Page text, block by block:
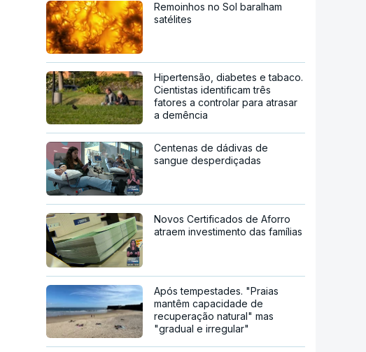
Remoinhos no Sol baralham
satélites
Hipertensão, diabetes e tabaco.
Cientistas identificam três
fatores a controlar para atrasar
a demência
Centenas de dádivas de
sangue desperdiçadas
Novos Certificados de Aforro
atraem investimento das famílias
Após tempestades. "Praias
mantêm capacidade de
recuperação natural" mas
"gradual e irregular"